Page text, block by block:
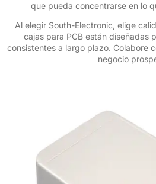
que pueda concentrarse en lo
Al elegir South-Electronic, elige
cajas para PCB están diseñadas
consistentes a largo plazo. Colabore
negocio